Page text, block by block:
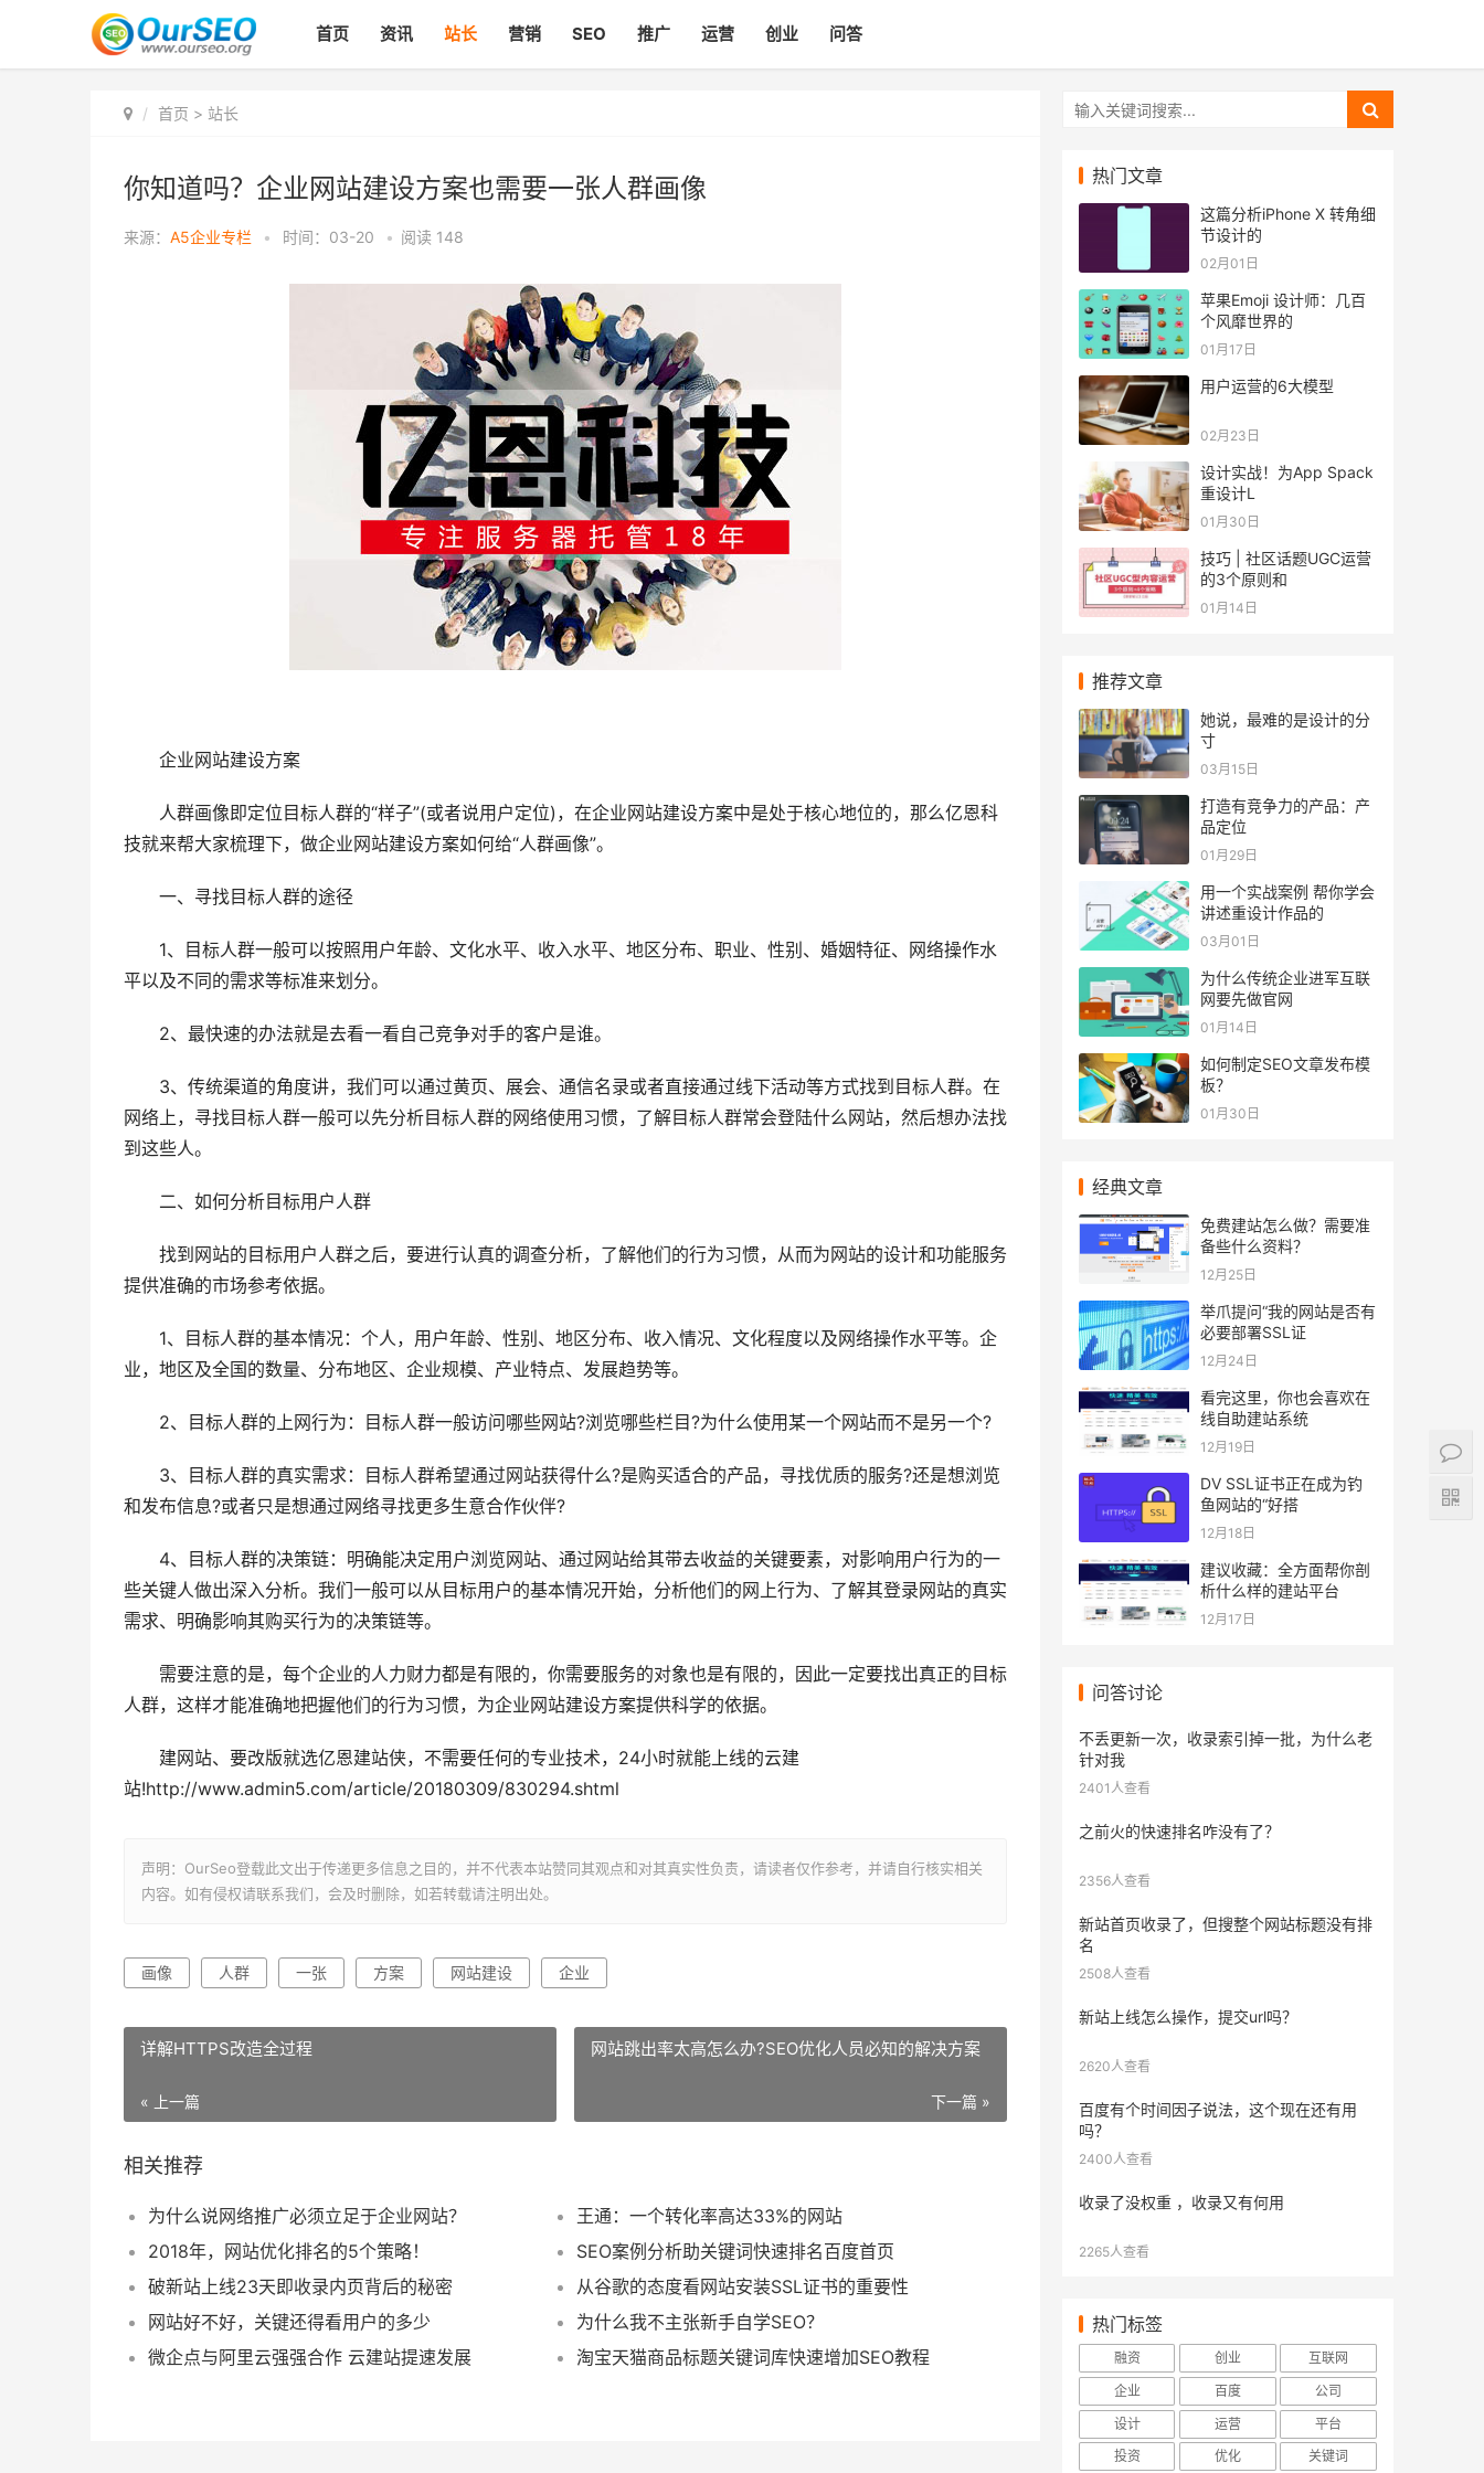
首页 资讯 站长 营销 SEO 推广 运营 创业 问答
首页 > 站长
你知道吗？企业网站建设方案也需要一张人群画像
来源： A5企业专栏 • 时间：03-20 • 阅读 148
企业网站建设方案
人群画像即定位目标人群的“样子”(或者说用户定位)，在企业网站建设方案中是处于核心地位的，那么亿恩科
技就来帮大家梳理下，做企业网站建设方案如何给“人群画像”。
一、寻找目标人群的途径
1、目标人群一般可以按照用户年龄、文化水平、收入水平、地区分布、职业、性别、婚姻特征、网络操作水
平以及不同的需求等标准来划分。
2、最快速的办法就是去看一看自己竞争对手的客户是谁。
3、传统渠道的角度讲，我们可以通过黄页、展会、通信名录或者直接通过线下活动等方式找到目标人群。在
网络上，寻找目标人群一般可以先分析目标人群的网络使用习惯，了解目标人群常会登陆什么网站，然后想办法找
到这些人。
二、如何分析目标用户人群
找到网站的目标用户人群之后，要进行认真的调查分析，了解他们的行为习惯，从而为网站的设计和功能服务
提供准确的市场参考依据。
1、目标人群的基本情况：个人，用户年龄、性别、地区分布、收入情况、文化程度以及网络操作水平等。企
业，地区及全国的数量、分布地区、企业规模、产业特点、发展趋势等。
2、目标人群的上网行为：目标人群一般访问哪些网站?浏览哪些栏目?为什么使用某一个网站而不是另一个?
3、目标人群的真实需求：目标人群希望通过网站获得什么?是购买适合的产品，寻找优质的服务?还是想浏览
和发布信息?或者只是想通过网络寻找更多生意合作伙伴?
4、目标人群的决策链：明确能决定用户浏览网站、通过网站给其带去收益的关键要素，对影响用户行为的一
些关键人做出深入分析。我们一般可以从目标用户的基本情况开始，分析他们的网上行为、了解其登录网站的真实
需求、明确影响其购买行为的决策链等。
需要注意的是，每个企业的人力财力都是有限的，你需要服务的对象也是有限的，因此一定要找出真正的目标
人群，这样才能准确地把握他们的行为习惯，为企业网站建设方案提供科学的依据。
建网站、要改版就选亿恩建站侠，不需要任何的专业技术，24小时就能上线的云建
站!http://www.admin5.com/article/20180309/830294.shtml
声明：OurSeo登载此文出于传递更多信息之目的，并不代表本站赞同其观点和对其真实性负责，请读者仅作参考，并请自行核实相关
内容。如有侵权请联系我们，会及时删除，如若转载请注明出处。
画像 人群 一张 方案 网站建设 企业
详解HTTPS改造全过程
« 上一篇
网站跳出率太高怎么办?SEO优化人员必知的解决方案
下一篇 »
相关推荐
为什么说网络推广必须立足于企业网站？
王通：一个转化率高达33%的网站
2018年，网站优化排名的5个策略！
SEO案例分析助关键词快速排名百度首页
破新站上线23天即收录内页背后的秘密
从谷歌的态度看网站安装SSL证书的重要性
网站好不好，关键还得看用户的多少
为什么我不主张新手自学SEO？
微企点与阿里云强强合作 云建站提速发展
淘宝天猫商品标题关键词库快速增加SEO教程
热门文章
这篇分析iPhone X 转角细
节设计的
02月01日
苹果Emoji 设计师：几百
个风靡世界的
01月17日
用户运营的6大模型
02月23日
设计实战！为App Spack
重设计L
01月30日
技巧 | 社区话题UGC运营
的3个原则和
01月14日
推荐文章
她说，最难的是设计的分
寸
03月15日
打造有竞争力的产品：产
品定位
01月29日
用一个实战案例 帮你学会
讲述重设计作品的
03月01日
为什么传统企业进军互联
网要先做官网
01月14日
如何制定SEO文章发布模
板？
01月30日
经典文章
免费建站怎么做？需要准
备些什么资料？
12月25日
举爪提问“我的网站是否有
必要部署SSL证
12月24日
看完这里，你也会喜欢在
线自助建站系统
12月19日
DV SSL证书正在成为钓
鱼网站的“好搭
12月18日
建议收藏：全方面帮你剖
析什么样的建站平台
12月17日
问答讨论
不丢更新一次，收录索引掉一批，为什么老
针对我
2401人查看
之前火的快速排名咋没有了？
2356人查看
新站首页收录了，但搜整个网站标题没有排
名
2508人查看
新站上线怎么操作，提交url吗？
2620人查看
百度有个时间因子说法，这个现在还有用
吗？
2400人查看
收录了没权重 ，收录又有何用
2265人查看
热门标签
融资 创业
互联网
企业
百度
公司
设计
运营
平台
投资
优化 关键词